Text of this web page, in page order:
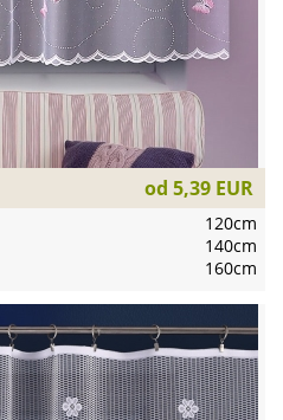
od 5,39 EUR
120cm
140cm
160cm